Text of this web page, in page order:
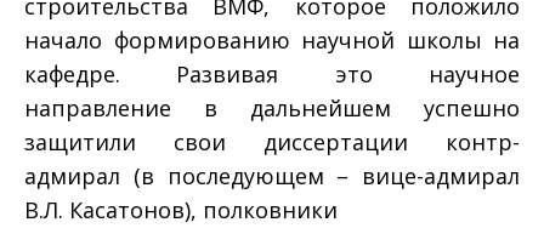
строительства ВМФ, которое положило
начало формированию научной школы на
кафедре. Развивая это научное
направление в дальнейшем успешно
защитили свои диссертации контр-
адмирал (в последующем – вице-адмирал
В.Л. Касатонов), полковники